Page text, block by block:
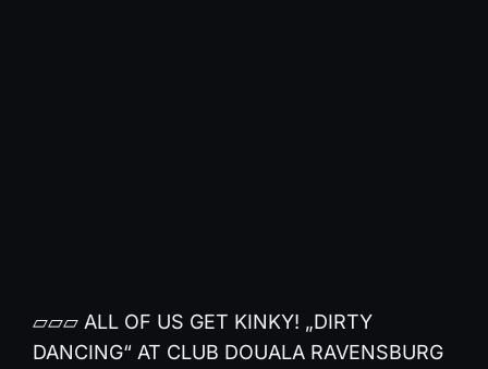
⏥⏥⏥ ALL OF US GET KINKY! „DIRTY
DANCING“ AT CLUB DOUALA RAVENSBURG